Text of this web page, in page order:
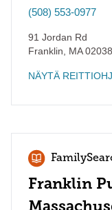
(508) 553-0977
91 Jordan Rd
Franklin
MA02038
NÄYTÄ
Franklin